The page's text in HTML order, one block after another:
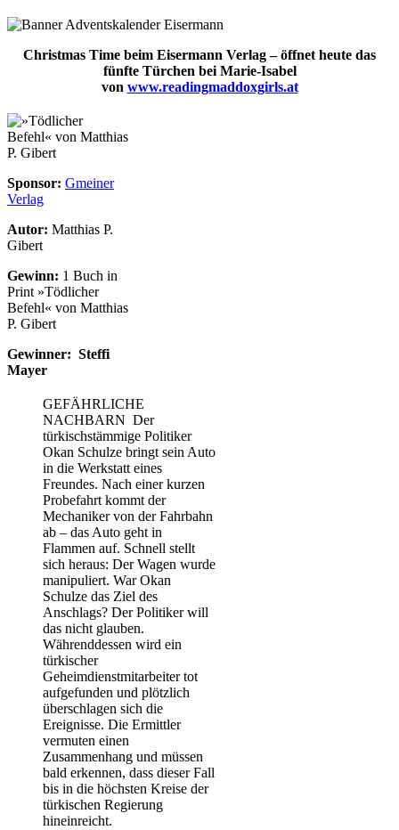
Christmas Time beim Eisermann Verlag – öffnet heute das
fünfte Türchen bei Marie-Isabel
von www.readingmaddoxgirls.at
Sponsor: Gmeiner
Verlag
Autor: Matthias P.
Gibert
Gewinn: 1 Buch in
Print »Tödlicher
Befehl« von Matthias
P. Gibert
Gewinner: Steffi
Mayer
GEFÄHRLICHE
NACHBARN Der
türkischstämmige Politiker
Okan Schulze bringt sein Auto
in die Werkstatt eines
Freundes. Nach einer kurzen
Probefahrt kommt der
Mechaniker von der Fahrbahn
ab – das Auto geht in
Flammen auf. Schnell stellt
sich heraus: Der Wagen wurde
manipuliert. War Okan
Schulze das Ziel des
Anschlags? Der Politiker will
das nicht glauben.
Währenddessen wird ein
türkischer
Geheimdienstmitarbeiter tot
aufgefunden und plötzlich
überschlagen sich die
Ereignisse. Die Ermittler
vermuten einen
Zusammenhang und müssen
bald erkennen, dass dieser Fall
bis in die höchsten Kreise der
türkischen Regierung
hineinreicht.